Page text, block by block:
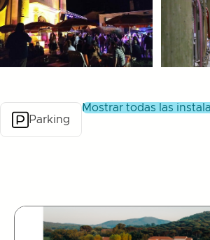
Parking
mostrar todas las